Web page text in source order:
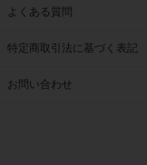
よくある質問
特定商取引法に基づく表記
お問い合わせ